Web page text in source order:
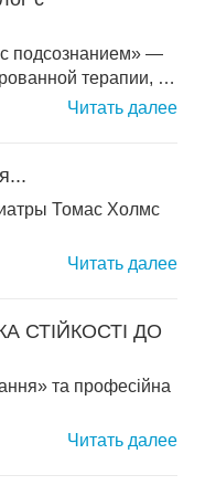
подсознанием» —
терапии, …
Читать далее
Томас Холмс
Читать далее
СТІЙКОСТІ ДО
та професійна
Читать далее